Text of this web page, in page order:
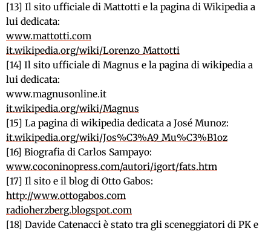
[13] Il sito ufficiale di Mattotti e la pagina di Wikipedia a
lui dedicata:
www.mattotti.com
it.wikipedia.org/wiki/Lorenzo_Mattotti
[14] Il sito ufficiale di Magnus e la pagina di wikipedia a
lui dedicata:
www.magnusonline.it
it.wikipedia.org/wiki/Magnus
[15] La pagina di wikipedia dedicata a José Munoz:
it.wikipedia.org/wiki/Jos%C3%A9_Mu%C3%B1oz
[16] Biografia di Carlos Sampayo:
www.coconinopress.com/autori/igort/fats.htm
[17] Il sito e il blog di Otto Gabos:
http://www.ottogabos.com
radioherzberg.blogspot.com
[18] Davide Catenacci è stato tra gli sceneggiatori di PK e